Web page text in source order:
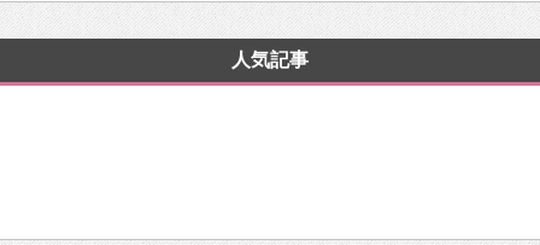
人気記事